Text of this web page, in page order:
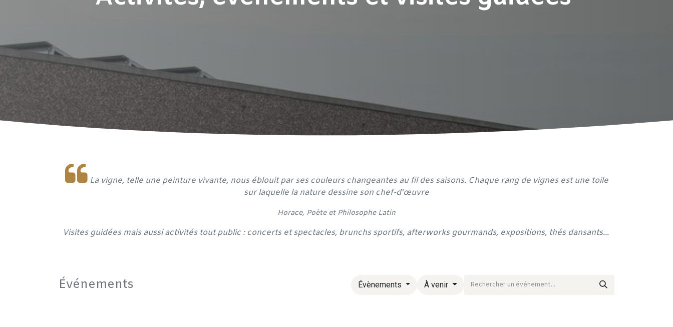
La vigne, telle une peinture vivante, nous éblouit par ses couleurs changeantes au fil des saisons. Chaque rang de vignes est une toile
sur laquelle la nature dessine son chef-d'œuvre
​Horace, Poète et Philosophe Latin
Visites guidées mais aussi activités tout public : concerts et spectacles, brunchs sportifs, afterworks gourmands, expositions, thés dansants...
Événements Évènements À venir